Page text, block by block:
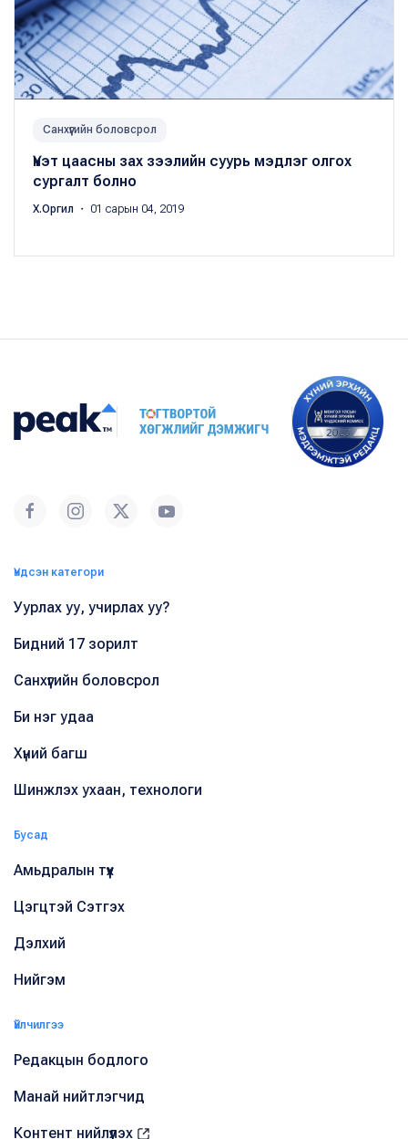
Санхүүгийн боловсрол
Үнэт цаасны зах зээлийн суурь мэдлэг олгох
сургалт болно
Х.Оргил ・ 01 сарын 04, 2019
Үндсэн категори
Уурлах уу, учирлах уу?
Бидний 17 зорилт
Санхүүгийн боловсрол
Би нэг удаа
Хүний багш
Шинжлэх ухаан, технологи
Бусад
Амьдралын түүх
Цэгцтэй Сэтгэх
Дэлхий
Нийгэм
Үйлчилгээ
Редакцын бодлого
Манай нийтлэгчид
Контент нийлүүлэх